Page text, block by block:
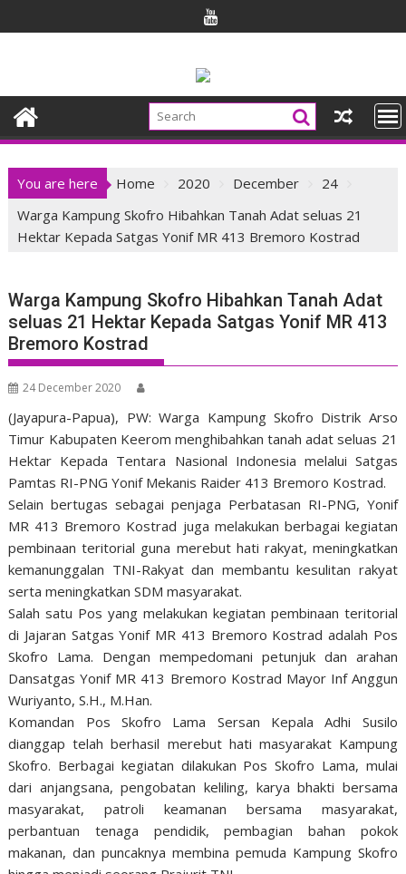
to
You are here Home 2020 December
24
Warga Kampung Skofro Hibahkan Tanah Adat seluas 21
Hektar Kepada Satgas Yonif MR 413 Bremoro Kostrad
Warga Kampung Skofro Hibahkan Tanah Adat
seluas 21 Hektar Kepada Satgas Yonif MR 413
Bremoro Kostrad
24 December 2020
(Jayapura-Papua), PW: Warga Kampung Skofro Distrik Arso
Timur Kabupaten Keerom menghibahkan tanah adat seluas 21
Hektar Kepada Tentara Nasional Indonesia melalui Satgas
Pamtas RI-PNG Yonif Mekanis Raider 413 Bremoro Kostrad.
Selain bertugas sebagai penjaga Perbatasan RI-PNG, Yonif
MR 413 Bremoro Kostrad juga melakukan berbagai kegiatan
pembinaan teritorial guna merebut hati rakyat, meningkatkan
kemanunggalan TNI-Rakyat dan membantu kesulitan rakyat
serta meningkatkan SDM masyarakat.
Salah satu Pos yang melakukan kegiatan pembinaan teritorial
di Jajaran Satgas Yonif MR 413 Bremoro Kostrad adalah Pos
Skofro Lama. Dengan mempedomani petunjuk dan arahan
Dansatgas Yonif MR 413 Bremoro Kostrad Mayor Inf Anggun
Wuriyanto, S.H., M.Han.
Komandan Pos Skofro Lama Sersan Kepala Adhi Susilo
dianggap telah berhasil merebut hati masyarakat Kampung
Skofro. Berbagai kegiatan dilakukan Pos Skofro Lama, mulai
dari anjangsana, pengobatan keliling, karya bhakti bersama
masyarakat, patroli keamanan bersama masyarakat,
perbantuan tenaga pendidik, pembagian bahan pokok
makanan, dan puncaknya membina pemuda Kampung Skofro